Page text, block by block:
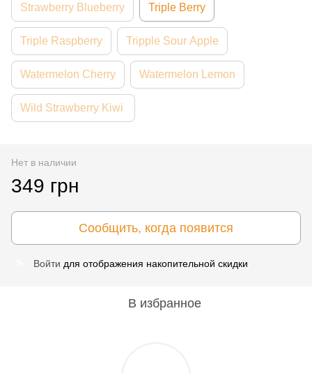
Strawberry Blueberry Triple Berry
Triple Raspberry Tripple Sour Apple
Watermelon Cherry Watermelon Lemon
Wild Strawberry Kiwi
Нет в наличии
349 грн
Сообщить, когда появится
Войти для отображения накопительной скидки
В избранное